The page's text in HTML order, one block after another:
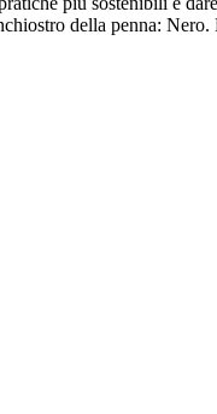
della penna: